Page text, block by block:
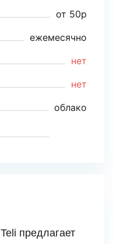
от 50р
ежемесячно
нет
нет
облако
Teli предлагает